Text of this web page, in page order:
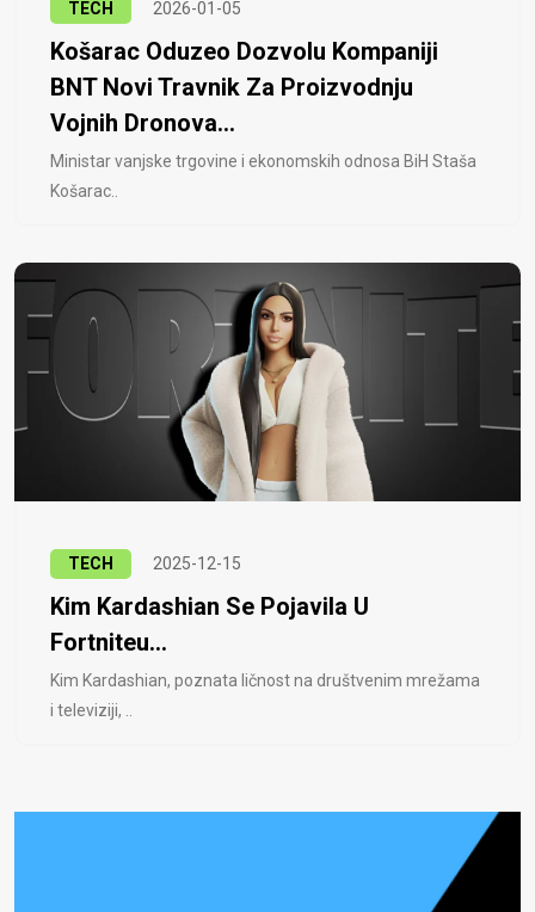
TECH 2026-01-05
Košarac Oduzeo Dozvolu Kompaniji
BNT Novi Travnik Za Proizvodnju
Vojnih Dronova...
Ministar vanjske trgovine i ekonomskih odnosa BiH Staša
Košarac..
TECH 2025-12-15
Kim Kardashian Se Pojavila U
Fortniteu...
Kim Kardashian, poznata ličnost na društvenim mrežama
i televiziji, ..